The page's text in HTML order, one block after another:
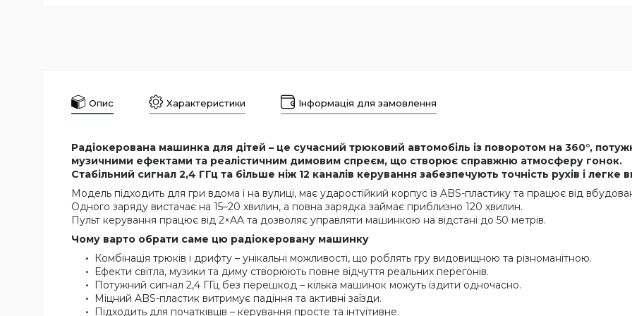
Опис Характеристики Інформація для замовлення
Радіокерована машинка для дітей – це сучасний трюковий автомобіль із поворотом на 360°,
музичними ефектами та реалістичним димовим спреєм, що створює справжню атмосферу гонок.
Стабільний сигнал 2,4 ГГц та більше ніж 12 каналів керування забезпечують точність рухів і легке
Модель підходить для гри вдома і на вулиці, має ударостійкий корпус із ABS-пластику та працює від
Одного заряду вистачає на 15–20 хвилин, а повна зарядка займає приблизно 120 хвилин.
Пульт керування працює від 2×AA та дозволяє управляти машинкою на відстані до 50 метрів.
Чому варто обрати саме цю радіокеровану машинку
Комбінація трюків і дрифту – унікальні можливості, що роблять гру видовищною та різноманітною.
Ефекти світла, музики та диму створюють повне відчуття реальних перегонів.
Потужний сигнал 2,4 ГГц без перешкод – кілька машинок можуть їздити одночасно.
Міцний ABS-пластик витримує падіння та активні заїзди.
Підходить для початківців – керування просте та інтуїтивне.